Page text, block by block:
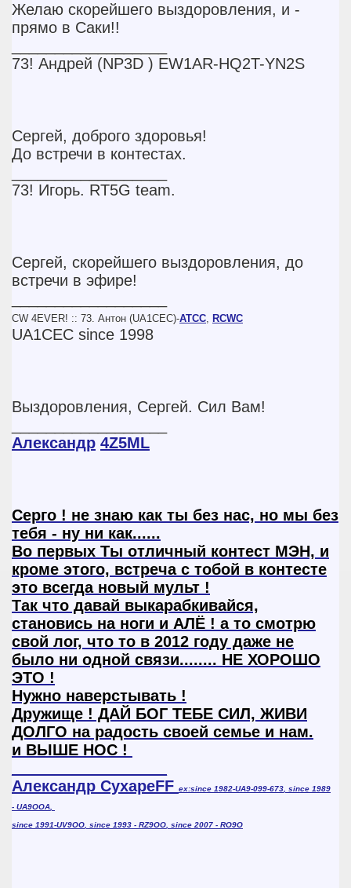
Желаю скорейшего выздоровления, и -
прямо в Саки!!
73! Андрей (NP3D ) EW1AR-HQ2T-YN2S
Сергей, доброго здоровья!
До встречи в контестах.
73! Игорь. RT5G team.
Сергей, скорейшего выздоровления, до
встречи в эфире!
CW 4EVER! :: 73. Антон (UA1CEC)-ATCC, RCWC
UA1CEC since 1998
Выздоровления, Сергей. Сил Вам!
Александр 4Z5ML
Серго ! не знаю как ты без нас, но мы без
тебя - ну ни как......
Во первых Ты отличный контест МЭН, и
кроме этого, встреча с тобой в контесте
это всегда новый мульт !
Так что давай выкарабкивайся,
становись на ноги и АЛЁ ! а то смотрю
свой лог, что то в 2012 году даже не
было ни одной связи........ НЕ ХОРОШО
ЭТО !
Нужно наверстывать !
Дружище ! ДАЙ БОГ ТЕБЕ СИЛ, ЖИВИ
ДОЛГО на радость своей семье и нам.
и ВЫШЕ НОС !
Александр СухареFF ex:since 1982-UA9-099-673, since 1989
- UA9OOA,
since 1991-UV9OO, since 1993 - RZ9OO, since 2007 - RO9O